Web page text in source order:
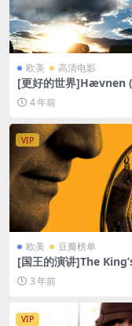
欧美 高清电影
[更好的世界]Hævnen
[百度网盘+迅雷云盘资
P超清未删减][MP4/
4 年前
VIP
欧美 豆瓣榜单
[国王的演讲]The
ch (2010)[百度网盘+
1080P超清未删减资源
在线播放/下载][MP4/
[中英字幕]
3 年前
VIP